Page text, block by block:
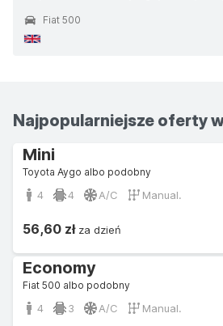
Fiat 500
Najpopularniejsze oferty
Mini
Toyota Aygo albo podobny
4 4 A/C Manual.
56,60 złza dzień
Economy
Fiat 500 albo podobny
4 3 A/C Manual.